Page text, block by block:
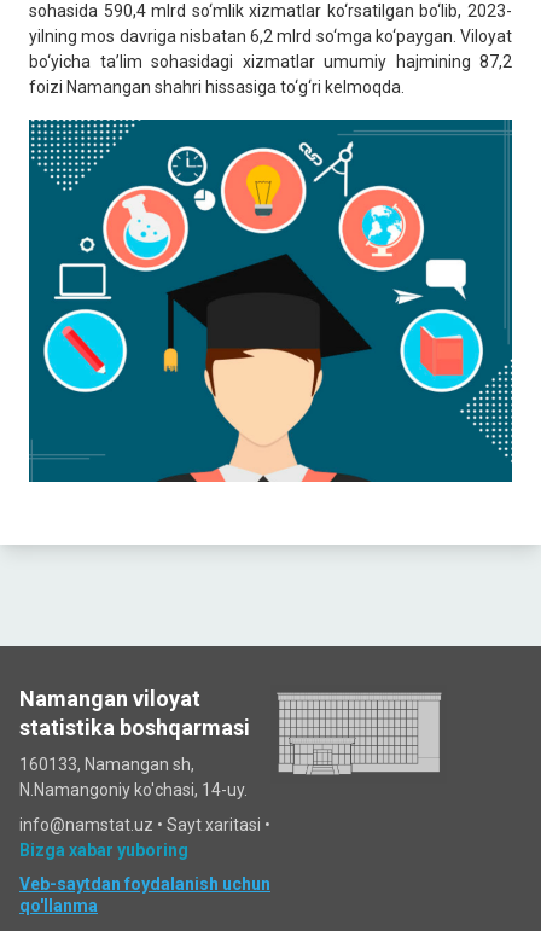
sohasida 590,4 mlrd so‘mlik xizmatlar ko‘rsatilgan bo‘lib, 2023-
yilning mos davriga nisbatan 6,2 mlrd so‘mga ko‘paygan. Viloyat
bo‘yicha ta’lim sohasidagi xizmatlar umumiy hajmining 87,2
foizi Namangan shahri hissasiga to‘g‘ri kelmoqda.
Namangan viloyat
statistika boshqarmasi
160133, Namangan sh,
N.Namangoniy ko'chasi, 14-uy.
info@namstat.uz • Sayt xaritasi •
Bizga xabar yuboring
Veb-saytdan foydalanish uchun
qo'llanma